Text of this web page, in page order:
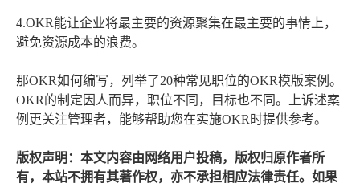
4.OKR能让企业将最主要的资源聚集在最主要的事情上，
避免资源成本的浪费。
那OKR如何编写，列举了20种常见职位的OKR模版案例。
OKR的制定因人而异，职位不同，目标也不同。上诉述案
例更关注管理者，能够帮助您在实施OKR时提供参考。
版权声明：本文内容由网络用户投稿，版权归原作者所
有，本站不拥有其著作权，亦不承担相应法律责任。如果